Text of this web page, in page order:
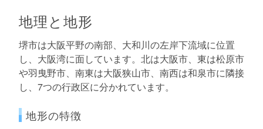
地理と地形
堺市は大阪平野の南部、大和川の左岸下流域に位置
し、大阪湾に面しています。北は大阪市、東は松原市
や羽曳野市、南東は大阪狭山市、南西は和泉市に隣接
し、7つの行政区に分かれています。
地形の特徴